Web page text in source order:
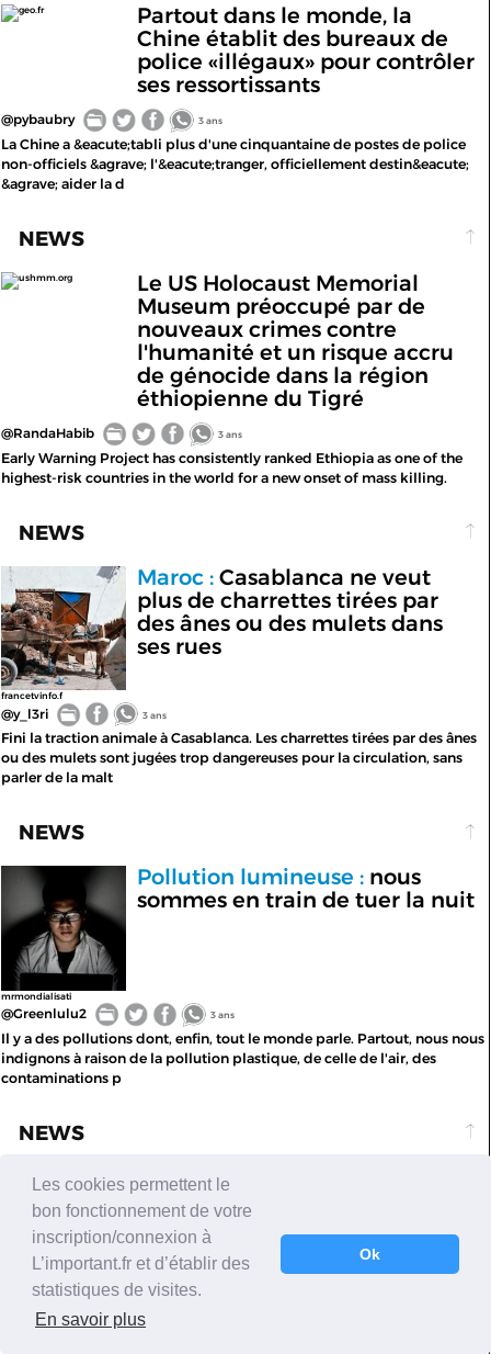
geo.fr
Partout dans le monde, la
Chine établit des bureaux de
police «illégaux» pour contrôler
ses ressortissants
@pybaubry 3 ans
La Chine a &eacute;tabli plus d'une cinquantaine de postes de police
non-officiels &agrave; l'&eacute;tranger, officiellement destin&eacute;
&agrave; aider la d
NEWS
ushmm.org
Le US Holocaust Memorial
Museum préoccupé par de
nouveaux crimes contre
l'humanité et un risque accru
de génocide dans la région
éthiopienne du Tigré
@RandaHabib 3 ans
Early Warning Project has consistently ranked Ethiopia as one of the
highest-risk countries in the world for a new onset of mass killing.
NEWS
francetvinfo.f
Maroc :Casablanca ne veut
plus de charrettes tirées par
des ânes ou des mulets dans
ses rues
@y_l3ri 3 ans
Fini la traction animale à Casablanca. Les charrettes tirées par des ânes
ou des mulets sont jugées trop dangereuses pour la circulation, sans
parler de la malt
NEWS
mrmondialisati
Pollution lumineuse :nous
sommes en train de tuer la nuit
@Greenlulu2 3 ans
Il y a des pollutions dont, enfin, tout le monde parle. Partout, nous nous
indignons à raison de la pollution plastique, de celle de l'air, des
contaminations p
NEWS
Rosalind Franklin, Jocelyn Bell,
Mileva Einstein:
scientifiques invisibilisées dans
l'Histoire
@GEOfr 3 ans
de la premi&egrave;re ligne de code&hellip; Alors que ces
Les cookies permettent le
bon fonctionnement de votre
inscription/connexion à
L’important.fr et d’établir des
statistiques de visites.
En savoir plus
Ok